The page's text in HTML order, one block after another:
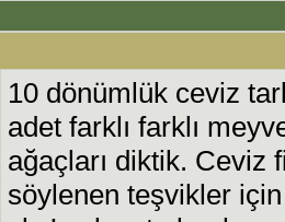
10 dönümlük ceviz
adet farklı farklı
ağaçları diktik. Ceviz
söylenen teşvikler